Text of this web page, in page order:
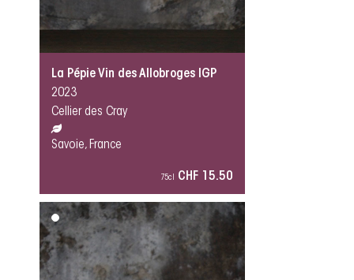
La Pépie Vin des Allobroges IGP
2023
Cellier des Cray
Savoie, France
75cl CHF 15.50